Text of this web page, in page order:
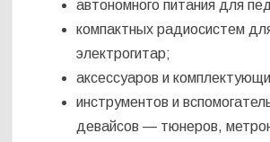
автономного питания для
компактных радиосистем
электрогитар;
аксессуаров и
инструментов и
девайсов — тюнеров,